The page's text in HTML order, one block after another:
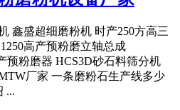
鑫盛超细磨粉机 时产250方高三
高产预粉磨立轴总成
预粉磨器 HCS3D砂石料筛分机
厂家 一条磨粉石生产线多少
...